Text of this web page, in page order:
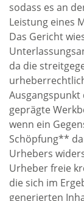
sodass es an
Leistung eines
Das Gericht
da die
geprägte
wenn ein
Schöpfung**
Urhebers
Urheber freie
die sich im
generierten